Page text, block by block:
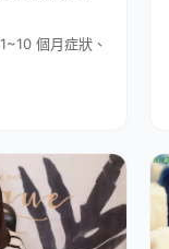
個月症狀、